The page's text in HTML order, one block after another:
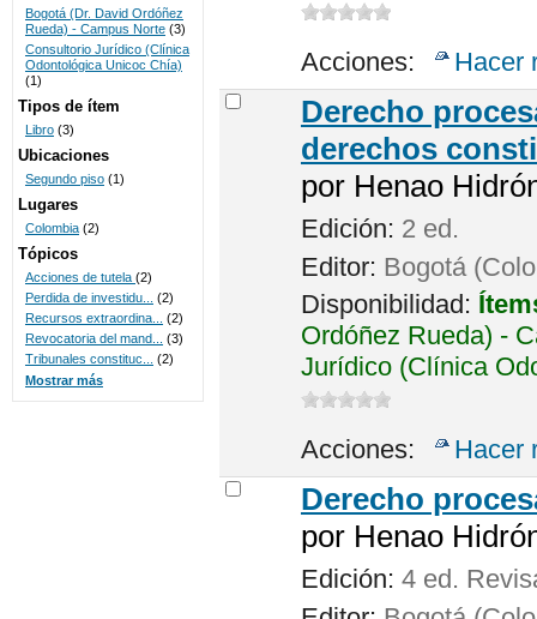
Acciones: Hacer
Derecho
derechos
por Henao
Edición: 2 ed.
Editor: Bogotá
Disponibilidad:
Ordóñez Rueda) -
Jurídico (Clínica
Acciones: Hacer
Derecho
por Henao
Edición: 4 ed.
Bogotá (Dr. David Ordóñez
Rueda) - Campus Norte (3)
Consultorio Jurídico (Clínica
Odontológica Unicoc Chía)
(1)
Tipos de ítem
Libro (3)
Ubicaciones
Segundo piso (1)
Lugares
Colombia (2)
Tópicos
Acciones de tutela (2)
Perdida de investidu...
(2)
Recursos extraordina...
(2)
Revocatoria del mand...
(3)
Tribunales constituc...
(2)
Mostrar más